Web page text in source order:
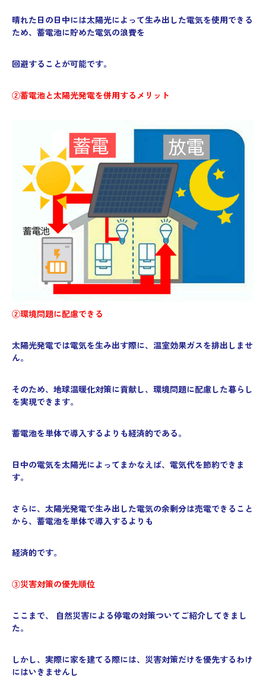
晴れた日の日中には太陽光によって生み出した電気を使用できる
ため、蓄電池に貯めた電気の浪費を
回避することが可能です。
②蓄電池と太陽光発電を併用するメリット
②環境問題に配慮できる
太陽光発電では電気を生み出す際に、温室効果ガスを排出しませ
ん。
そのため、地球温暖化対策に貢献し、環境問題に配慮した暮らし
を実現できます。
蓄電池を単体で導入するよりも経済的である。
日中の電気を太陽光によってまかなえば、電気代を節約できま
す。
さらに、太陽光発電で生み出した電気の余剰分は売電できること
から、蓄電池を単体で導入するよりも
経済的です。
③災害対策の優先順位
ここまで、 自然災害による停電の対策ついてご紹介してきまし
た。
しかし、実際に家を建てる際には、災害対策だけを優先するわけ
にはいきませんし